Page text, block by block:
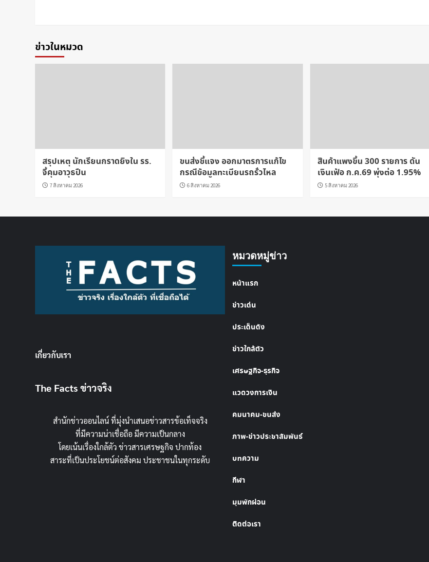
Reading
ข่าวในหมวด
สรุปเหตุ นักเรียนกราดยิงใน รร.
จี้คุมอาวุธปืน
7 สิงหาคม 2026
ขนส่งชี้แจง ออกมาตรการแก้ไข
กรณีข้อมูลทะเบียนรถรั่วไหล
6 สิงหาคม 2026
สินค้าแพงขึ้น 300 รายการ ดัน
เงินเฟ้อ ก.ค.69 พุ่งต่อ 1.95%
5 สิงหาคม 2026
เกี่ยวกับเรา
The Facts ข่าวจริง
สำนักข่าวออนไลน์ ที่มุ่งนำเสนอข่าวสารข้อเท็จจริง
ที่มีความน่าเชื่อถือ มีความเป็นกลาง
โดยเน้นเรื่องใกล้ตัว ข่าวสารเศรษฐกิจ ปากท้อง
สาระที่เป็นประโยชน์ต่อสังคม ประชาชนในทุกระดับ
หมวดหมู่ข่าว
หน้าแรก
ข่าวเด่น
ประเด็นดัง
ข่าวใกล้ตัว
เศรษฐกิจ-ธุรกิจ
แวดวงการเงิน
คมนาคม-ขนส่ง
ภาพ-ข่าวประชาสัมพันธ์
บทความ
กีฬา
มุมพักผ่อน
ติดต่อเรา